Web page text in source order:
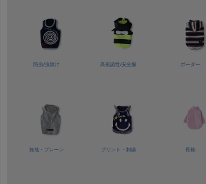
防虫/虫除け 高視認性/安全服 ボーダー
無地・プレーン プリント・刺繍 長袖